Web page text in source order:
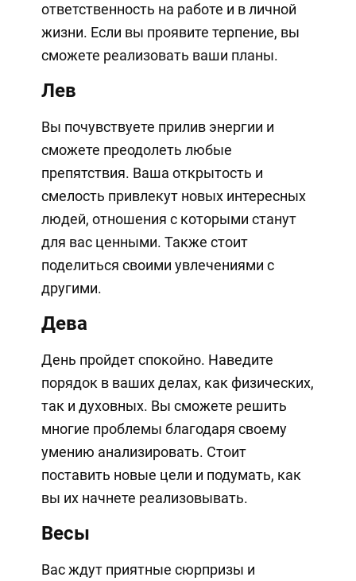
ответственность на работе и в личной
жизни. Если вы проявите терпение, вы
сможете реализовать ваши планы.
Лев
Вы почувствуете прилив энергии и
сможете преодолеть любые
препятствия. Ваша открытость и
смелость привлекут новых интересных
людей, отношения с которыми станут
для вас ценными. Также стоит
поделиться своими увлечениями с
другими.
Дева
День пройдет спокойно. Наведите
порядок в ваших делах, как физических,
так и духовных. Вы сможете решить
многие проблемы благодаря своему
умению анализировать. Стоит
поставить новые цели и подумать, как
вы их начнете реализовывать.
Весы
Вас ждут приятные сюрпризы и